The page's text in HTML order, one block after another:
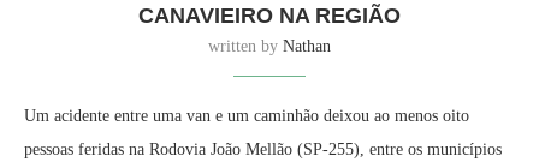
CANAVIEIRO NA REGIÃO
written by Nathan
Um acidente entre uma van e um caminhão deixou ao menos oito
pessoas feridas na Rodovia João Mellão (SP-255), entre os municípios